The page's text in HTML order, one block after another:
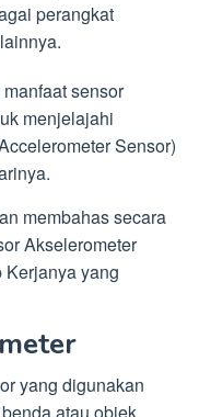
perangkat
sensor
menjelajahi
Sensor)
membahas secara
Akselerometer
Kerjanya yang
yang digunakan